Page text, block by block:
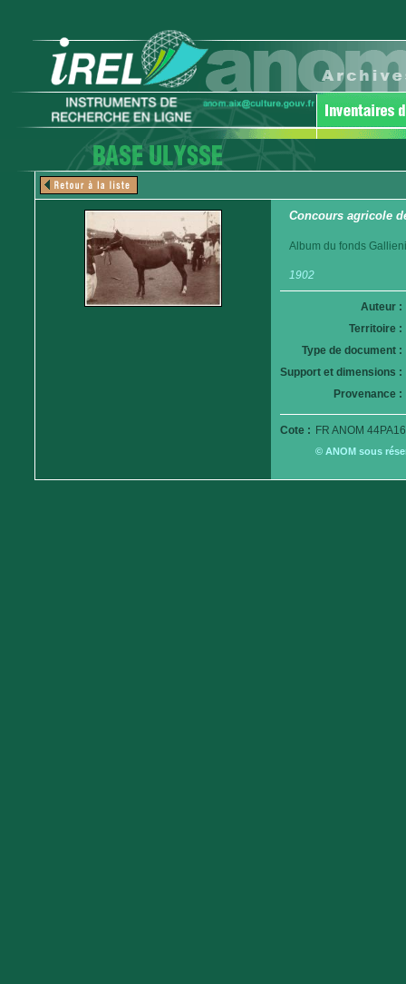
Concours agricole
Album du fonds
1902
Auteur :
Territoire :
Type de document :
Support et dimensions :
Provenance :
Cote : FR ANOM
© ANOM sous